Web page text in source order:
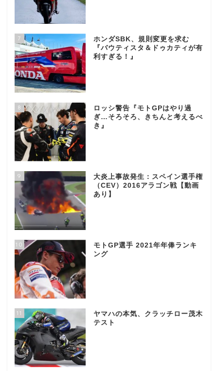
7
ホンダSBK、規則変更を求む
『バウティスタ＆ドゥカティが有
利すぎる！』
8
ロッシ警告『モトGPはやり過
ぎ…そろそろ、きちんと考えるべ
き』
9
大炎上事故発生：スペイン選手権
（CEV）2016アラゴン戦【動画
あり】
10
モトGP選手 2021年年俸ランキ
ング
11
ヤマハの本気、クラッチロー茂木
テスト